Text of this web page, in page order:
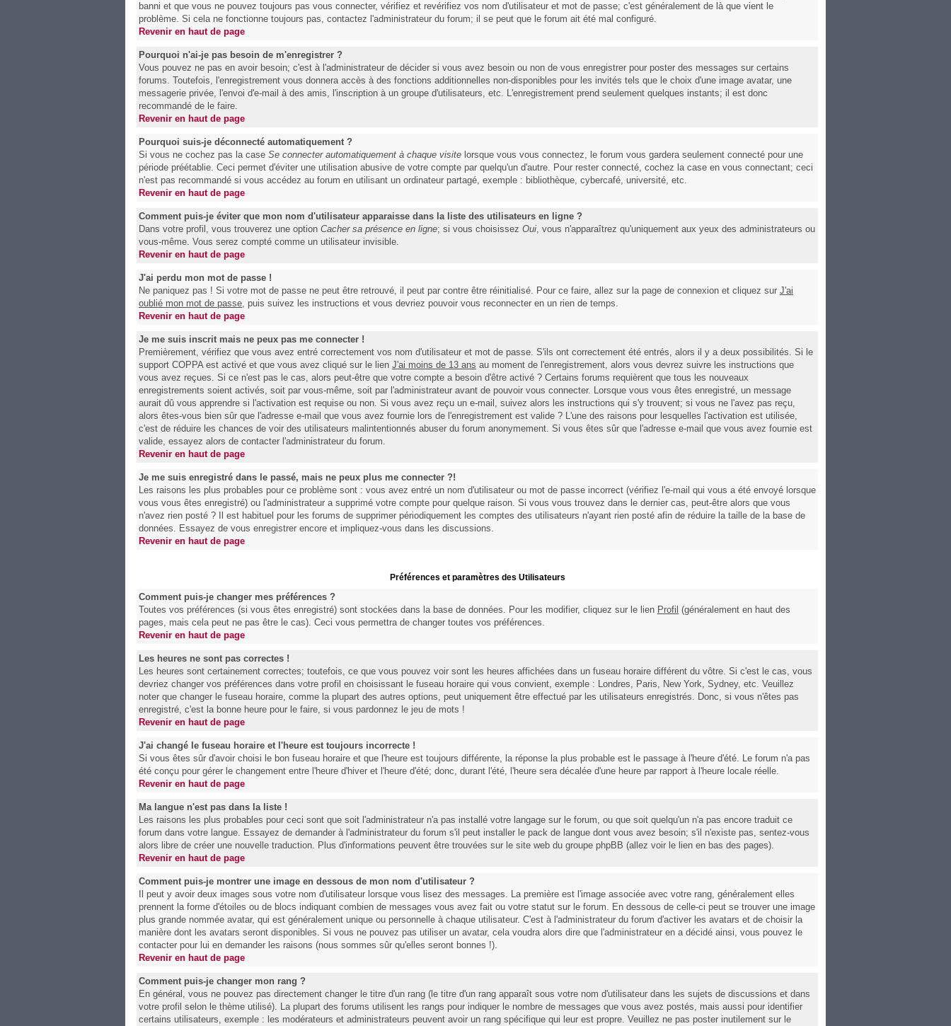
banni et que vous ne pouvez toujours pas vous connecter, vérifiez et revérifiez vos nom d'utilisateur et mot de passe; c'est généralement de là que vient le
problème. Si cela ne fonctionne toujours pas, contactez l'administrateur du forum; il se peut que le forum ait été mal configuré.
Revenir en haut de page
Pourquoi n'ai-je pas besoin de m'enregistrer ?
Vous pouvez ne pas en avoir besoin; c'est à l'administrateur de décider si vous avez besoin ou non de vous enregistrer pour poster des messages sur certains
forums. Toutefois, l'enregistrement vous donnera accès à des fonctions additionnelles non-disponibles pour les invités tels que le choix d'une image avatar, une
messagerie privée, l'envoi d'e-mail à des amis, l'inscription à un groupe d'utilisateurs, etc. L'enregistrement prend seulement quelques instants; il est donc
recommandé de le faire.
Revenir en haut de page
Pourquoi suis-je déconnecté automatiquement ?
Si vous ne cochez pas la case Se connecter automatiquement à chaque visite lorsque vous vous connectez, le forum vous gardera seulement connecté pour une
période préétablie. Ceci permet d'éviter une utilisation abusive de votre compte par quelqu'un d'autre. Pour rester connecté, cochez la case en vous connectant; ceci
n'est pas recommandé si vous accédez au forum en utilisant un ordinateur partagé, exemple : bibliothèque, cybercafé, université, etc.
Revenir en haut de page
Comment puis-je éviter que mon nom d'utilisateur apparaisse dans la liste des utilisateurs en ligne ?
Dans votre profil, vous trouverez une option Cacher sa présence en ligne; si vous choisissez Oui, vous n'apparaîtrez qu'uniquement aux yeux des administrateurs ou
vous-même. Vous serez compté comme un utilisateur invisible.
Revenir en haut de page
J'ai perdu mon mot de passe !
Ne paniquez pas ! Si votre mot de passe ne peut être retrouvé, il peut par contre être réinitialisé. Pour ce faire, allez sur la page de connexion et cliquez sur J'ai
oublié mon mot de passe, puis suivez les instructions et vous devriez pouvoir vous reconnecter en un rien de temps.
Revenir en haut de page
Je me suis inscrit mais ne peux pas me connecter !
Premièrement, vérifiez que vous avez entré correctement vos nom d'utilisateur et mot de passe. S'ils ont correctement été entrés, alors il y a deux possibilités. Si le
support COPPA est activé et que vous avez cliqué sur le lien J'ai moins de 13 ans au moment de l'enregistrement, alors vous devrez suivre les instructions que
vous avez reçues. Si ce n'est pas le cas, alors peut-être que votre compte a besoin d'être activé ? Certains forums requièrent que tous les nouveaux
enregistrements soient activés, soit par vous-même, soit par l'administrateur avant de pouvoir vous connecter. Lorsque vous vous êtes enregistré, un message
aurait dû vous apprendre si l'activation est requise ou non. Si vous avez reçu un e-mail, suivez alors les instructions qui s'y trouvent; si vous ne l'avez pas reçu,
alors êtes-vous bien sûr que l'adresse e-mail que vous avez fournie lors de l'enregistrement est valide ? L'une des raisons pour lesquelles l'activation est utilisée,
c'est de réduire les chances de voir des utilisateurs malintentionnés abuser du forum anonymement. Si vous êtes sûr que l'adresse e-mail que vous avez fournie est
valide, essayez alors de contacter l'administrateur du forum.
Revenir en haut de page
Je me suis enregistré dans le passé, mais ne peux plus me connecter ?!
Les raisons les plus probables pour ce problème sont : vous avez entré un nom d'utilisateur ou mot de passe incorrect (vérifiez l'e-mail qui vous a été envoyé lorsque
vous vous êtes enregistré) ou l'administrateur a supprimé votre compte pour quelque raison. Si vous vous trouvez dans le dernier cas, peut-être alors que vous
n'avez rien posté ? Il est habituel pour les forums de supprimer périodiquement les comptes des utilisateurs n'ayant rien posté afin de réduire la taille de la base de
données. Essayez de vous enregistrer encore et impliquez-vous dans les discussions.
Revenir en haut de page
Préférences et paramètres des Utilisateurs
Comment puis-je changer mes préférences ?
Toutes vos préférences (si vous êtes enregistré) sont stockées dans la base de données. Pour les modifier, cliquez sur le lien Profil (généralement en haut des
pages, mais cela peut ne pas être le cas). Ceci vous permettra de changer toutes vos préférences.
Revenir en haut de page
Les heures ne sont pas correctes !
Les heures sont certainement correctes; toutefois, ce que vous pouvez voir sont les heures affichées dans un fuseau horaire différent du vôtre. Si c'est le cas, vous
devriez changer vos préférences dans votre profil en choisissant le fuseau horaire qui vous convient, exemple : Londres, Paris, New York, Sydney, etc. Veuillez
noter que changer le fuseau horaire, comme la plupart des autres options, peut uniquement être effectué par les utilisateurs enregistrés. Donc, si vous n'êtes pas
enregistré, c'est la bonne heure pour le faire, si vous pardonnez le jeu de mots !
Revenir en haut de page
J'ai changé le fuseau horaire et l'heure est toujours incorrecte !
Si vous êtes sûr d'avoir choisi le bon fuseau horaire et que l'heure est toujours différente, la réponse la plus probable est le passage à l'heure d'été. Le forum n'a pas
été conçu pour gérer le changement entre l'heure d'hiver et l'heure d'été; donc, durant l'été, l'heure sera décalée d'une heure par rapport à l'heure locale réelle.
Revenir en haut de page
Ma langue n'est pas dans la liste !
Les raisons les plus probables pour ceci sont que soit l'administrateur n'a pas installé votre langage sur le forum, ou que soit quelqu'un n'a pas encore traduit ce
forum dans votre langue. Essayez de demander à l'administrateur du forum s'il peut installer le pack de langue dont vous avez besoin; s'il n'existe pas, sentez-vous
alors libre de créer une nouvelle traduction. Plus d'informations peuvent être trouvées sur le site web du groupe phpBB (allez voir le lien en bas des pages).
Revenir en haut de page
Comment puis-je montrer une image en dessous de mon nom d'utilisateur ?
Il peut y avoir deux images sous votre nom d'utilisateur lorsque vous lisez des messages. La première est l'image associée avec votre rang, généralement elles
prennent la forme d'étoiles ou de blocs indiquant combien de messages vous avez fait ou votre statut sur le forum. En dessous de celle-ci peut se trouver une image
plus grande nommée avatar, qui est généralement unique ou personnelle à chaque utilisateur. C'est à l'administrateur du forum d'activer les avatars et de choisir la
manière dont les avatars seront disponibles. Si vous ne pouvez pas utiliser un avatar, cela voudra alors dire que l'administrateur en a décidé ainsi, vous pouvez le
contacter pour lui en demander les raisons (nous sommes sûr qu'elles seront bonnes !).
Revenir en haut de page
Comment puis-je changer mon rang ?
En général, vous ne pouvez pas directement changer le titre d'un rang (le titre d'un rang apparaît sous votre nom d'utilisateur dans les sujets de discussions et dans
votre profil selon le thème utilisé). La plupart des forums utilisent les rangs pour indiquer le nombre de messages que vous avez postés, mais aussi pour identifier
certains utilisateurs, exemple : les modérateurs et administrateurs peuvent avoir un rang spécifique qui leur est propre. Veuillez ne pas poster inutilement sur le